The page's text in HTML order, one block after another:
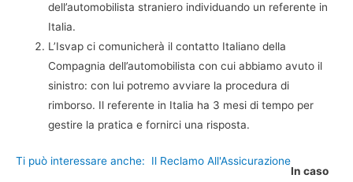
dell’automobilista straniero individuando un referente in
Italia.
L’Isvap ci comunicherà il contatto Italiano della
Compagnia dell’automobilista con cui abbiamo avuto il
sinistro: con lui potremo avviare la procedura di
rimborso. Il referente in Italia ha 3 mesi di tempo per
gestire la pratica e fornirci una risposta.
Ti può interessare anche:
Il Reclamo All'Assicurazione
In caso